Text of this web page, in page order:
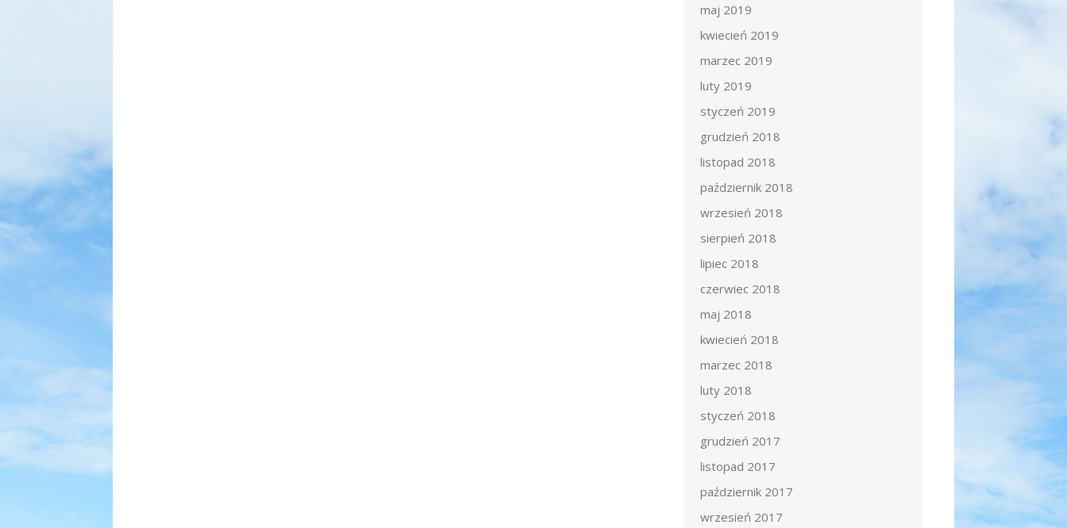
maj 2019
kwiecień 2019
marzec 2019
luty 2019
styczeń 2019
grudzień 2018
listopad 2018
październik 2018
wrzesień 2018
sierpień 2018
lipiec 2018
czerwiec 2018
maj 2018
kwiecień 2018
marzec 2018
luty 2018
styczeń 2018
grudzień 2017
listopad 2017
październik 2017
wrzesień 2017